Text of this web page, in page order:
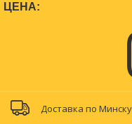
ЦЕНА:
Доставка по